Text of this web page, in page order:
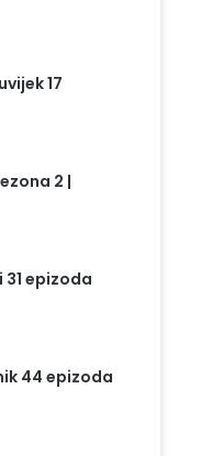
17
2 |
31 epizoda
44 epizoda